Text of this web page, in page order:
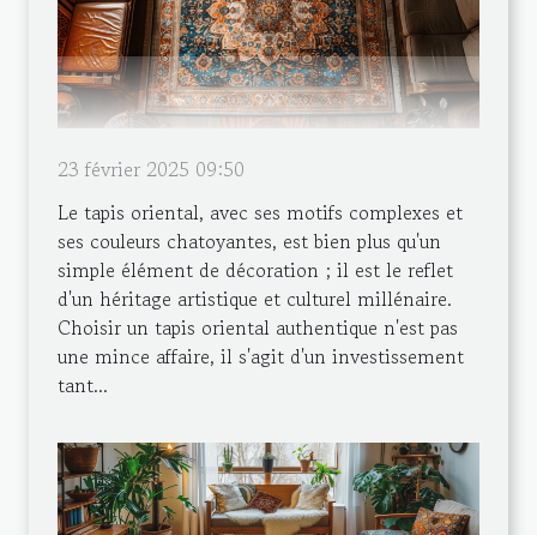
23 février 2025 09:50
Le tapis oriental, avec ses motifs complexes et
ses couleurs chatoyantes, est bien plus qu'un
simple élément de décoration ; il est le reflet
d'un héritage artistique et culturel millénaire.
Choisir un tapis oriental authentique n'est pas
une mince affaire, il s'agit d'un investissement
tant...